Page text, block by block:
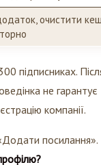
очистити кеш
підписниках.
не гарантує
компанії.
посилання».